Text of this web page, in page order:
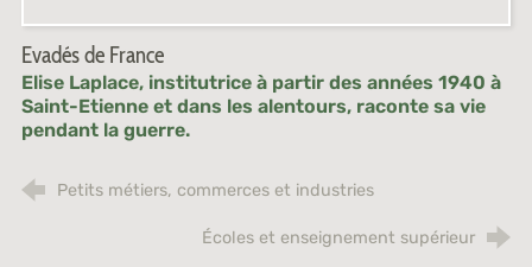
Evadés de France
Elise Laplace, institutrice à partir des années 1940 à
Saint-Etienne et dans les alentours, raconte sa vie
pendant la guerre.
Petits métiers, commerces et industries
Écoles et enseignement supérieur